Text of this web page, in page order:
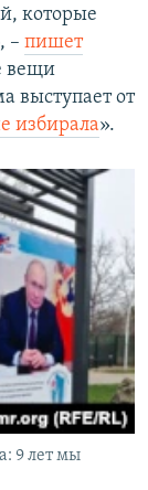
которые
– пишет
вещи
выступает от
избирала».
9 лет мы